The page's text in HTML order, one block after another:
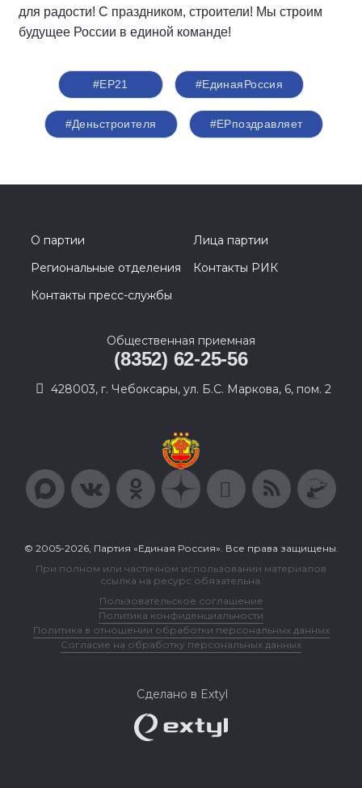
для радости! С праздником, строители! Мы строим
будущее России в единой команде!
#ЕР21 #ЕдинаяРоссия
#Деньстроителя #ЕРпоздравляет
О партии
Лица партии
Региональные отделения
Контакты РИК
Контакты пресс-службы
Общественная приемная
(8352) 62-25-56
428003, г. Чебоксары, ул. Б.С. Маркова, 6, пом. 2
© 2005-2026, Партия «Единая Россия». Все права защищены.
При полном или частичном использовании материалов
ссылка на ресурс обязательна.
Пользовательское соглашение
Политика конфиденциальности
Политика в отношении обработки персональных данных
Согласие на обработку персональных данных
Сделано в Extyl